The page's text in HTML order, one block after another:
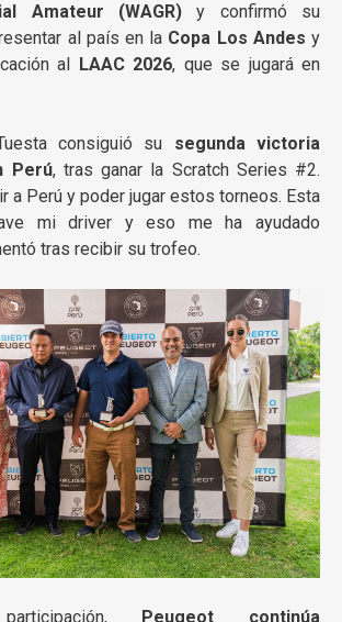
Amateur (WAGR) y confirmó su
al país en la Copa Los Andes y
al
LAAC 2026, que se jugará en
consiguió su segunda victoria
Perú, tras ganar la Scratch Series #2.
a Perú y poder jugar estos torneos. Esta
mi driver y eso me ha ayudado
tras recibir su trofeo.
Peugeot continúa